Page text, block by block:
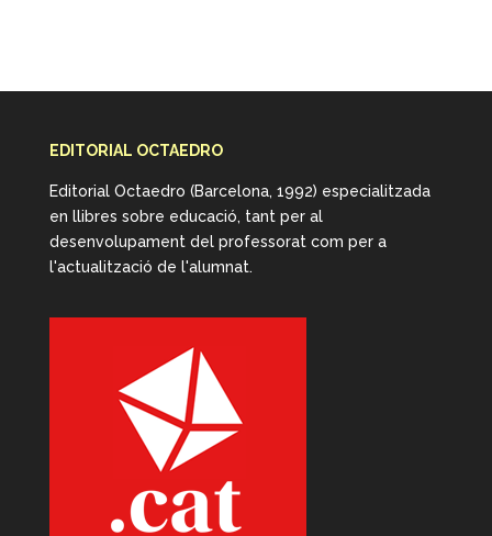
EDITORIAL OCTAEDRO
Editorial Octaedro (Barcelona, 1992) especialitzada
en llibres sobre educació, tant per al
desenvolupament del professorat com per a
l'actualització de l'alumnat.